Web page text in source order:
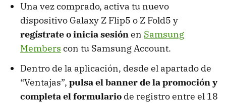
Una vez comprado, activa tu nuevo
dispositivo Galaxy Z Flip5 o Z Fold5 y
regístrate o inicia sesiónen Samsung
Members con tu Samsung Account.
Dentro de la aplicación, desde el apartado de
“Ventajas”, pulsa el banner de la promoción y
completa el formulario de registro entre el 18